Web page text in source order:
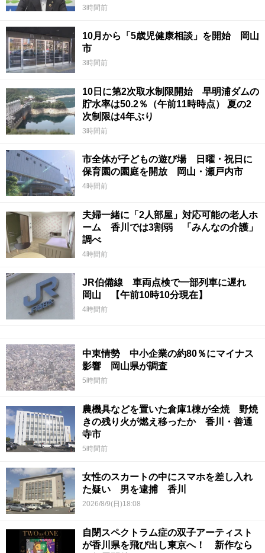
3時間前
10月から「5歳児健康相談」を開始 岡山
市
3時間前
10日に第2次取水制限開始 早明浦ダムの
貯水率は50.2％（午前11時時点） 夏の2
次制限は4年ぶり
3時間前
市全体が子どもの遊び場 日曜・祝日に
保育園の園庭を開放 岡山・瀬戸内市
4時間前
夫婦一緒に「2人部屋」対応可能の老人ホ
ーム 香川では3割弱 「みんなの介護」
調べ
4時間前
JR伯備線 車両点検で一部列車に遅れ
岡山 【午前10時10分現在】
4時間前
中東情勢 中小企業の約80％にマイナス
影響 岡山県が調査
5時間前
農機具などを置いた倉庫1棟が全焼 野焼
きの残り火が燃え移ったか 香川・善通
寺市
5時間前
女性のスカートの中にスマホを差し入れ
た疑い 男を逮捕 香川
2026/8/9(日)18:08
自閉スペクトラム症の双子アーティスト
が香川県を飛び出し東京へ！ 新作なら